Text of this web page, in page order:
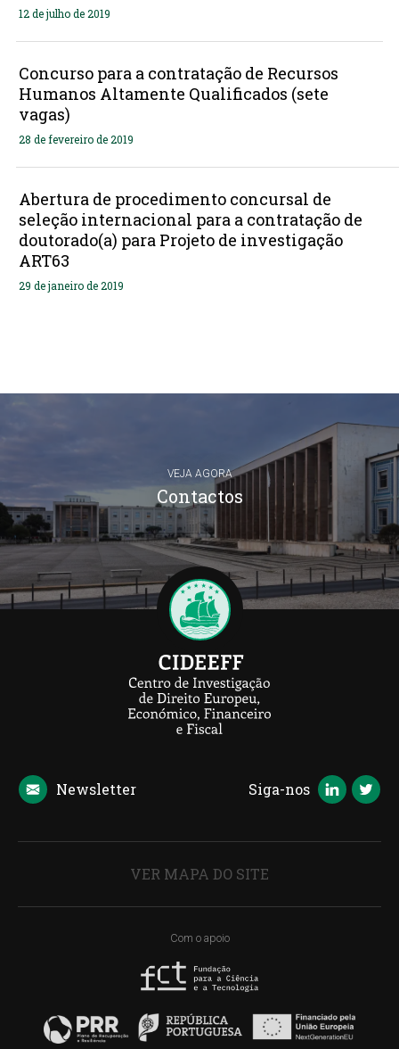
12 de julho de 2019
Concurso para a contratação de Recursos
Humanos Altamente Qualificados (sete
vagas)
28 de fevereiro de 2019
Abertura de procedimento concursal de
seleção internacional para a contratação de
doutorado(a) para Projeto de investigação
ART63
29 de janeiro de 2019
VEJA AGORA
Contactos
Newsletter Siga-nos
VER MAPA DO SITE
Com o apoio